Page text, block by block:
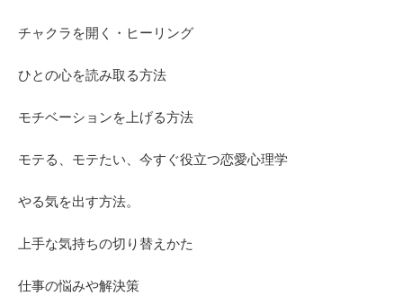
チャクラを開く・ヒーリング
ひとの心を読み取る方法
モチベーションを上げる方法
モテる、モテたい、今すぐ役立つ恋愛心理学
やる気を出す方法。
上手な気持ちの切り替えかた
仕事の悩みや解決策